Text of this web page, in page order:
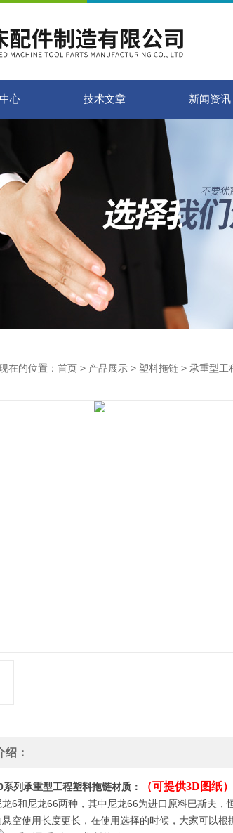
心 技术文章 新闻资讯
在的位置： 首页 > 产品展示 > 塑料拖链 > 承重型工
绍：
系列承重型工程塑料拖链材质 ： （可提供3D图纸）
龙6和尼龙66两种，其中尼龙66为进口原料巴斯夫
悬空使用长度更长，在使用选择的时候，大家可以